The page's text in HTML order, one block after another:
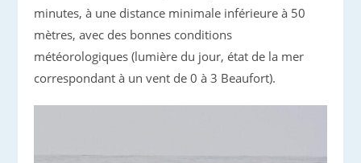
minutes, à une distance minimale inférieure à 50
mètres, avec des bonnes conditions
météorologiques (lumière du jour, état de la mer
correspondant à un vent de 0 à 3 Beaufort).